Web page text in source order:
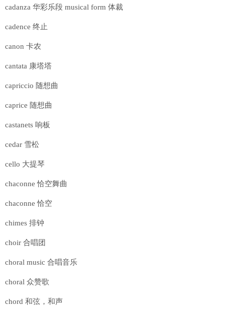
cadanza 华彩乐段 musical form 体裁
cadence 终止
canon 卡农
cantata 康塔塔
capriccio 随想曲
caprice 随想曲
castanets 响板
cedar 雪松
cello 大提琴
chaconne 恰空舞曲
chaconne 恰空
chimes 排钟
choir 合唱团
choral music 合唱音乐
choral 众赞歌
chord 和弦，和声